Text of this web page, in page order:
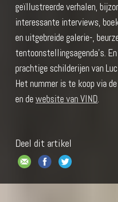
geïllustreerde verhalen,
interessante interviews,
en uitgebreide galerie-,
tentoonstellingsagenda’s.
prachtige schilderijen van
Het nummer is te koop via
en de website van VIND.
Deel dit artikel